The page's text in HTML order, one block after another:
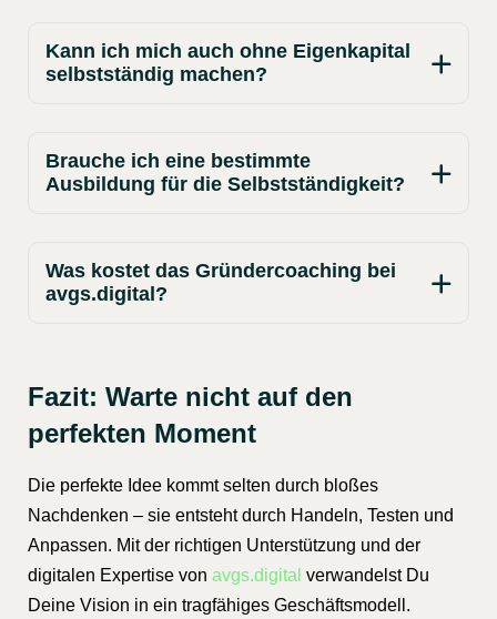
Kann ich mich auch ohne Eigenkapital
selbstständig machen?
Brauche ich eine bestimmte
Ausbildung für die Selbstständigkeit?
Was kostet das Gründercoaching bei
avgs.digital?
Fazit: Warte nicht auf den
perfekten Moment
Die perfekte Idee kommt selten durch bloßes
Nachdenken – sie entsteht durch Handeln, Testen und
Anpassen. Mit der richtigen Unterstützung und der
digitalen Expertise von avgs.digital verwandelst Du
Deine Vision in ein tragfähiges Geschäftsmodell.